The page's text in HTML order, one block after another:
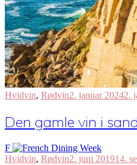
Hvidvin, Rødvin2. januar 20242.
Den gamle vin i
F
Hvidvin, Rødvin2. juni 201914.